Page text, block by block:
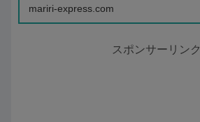
mariri-express.com
スポンサーリンク